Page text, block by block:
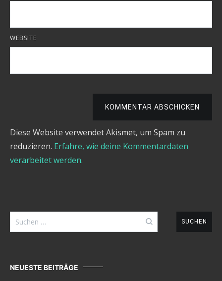
WEBSITE
KOMMENTAR ABSCHICKEN
Diese Website verwendet Akismet, um Spam zu
reduzieren. Erfahre, wie deine Kommentardaten
verarbeitet werden.
Suchen
nach:
NEUESTE BEITRÄGE